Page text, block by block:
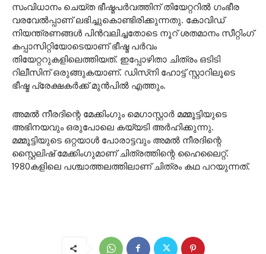
സംവിധാനം ചെയ്ത ഭീഷ്മപർവത്തിന് തിയേറ്ററിൽ ഗംഭീര
വരവേൽപ്പാണ് ലഭിച്ചുകൊണ്ടിരിക്കുന്നതു. കോവിഡ്
നിയന്ത്രണങ്ങള്‍ പിന്‍വലിച്ചതോടെ നൂറ് ശതമാനം സീറ്റിംഗ്
കപ്പാസിറ്റിയോടെയാണ് ഭീഷ്മ പര്‍വം
തിയേറ്ററുകളിലെത്തിയത്. ഇപ്പോഴിതാ ചിത്രം ഒടിടി
റിലീസിന് ഒരുങ്ങുകയാണ്. ഡിസ്‌നി ഹോട്ട് സ്റ്റാറിലൂടെ
ഭീഷ്മ പ്രേക്ഷകർക്ക് മുൻപിൽ എത്തും.
അമല്‍ നീരദിന്റെ മേക്കിംഗും മെഗാസ്റ്റാർ മമ്മൂട്ടിയുടെ
അഭിനയവും ഒരുപോലെ കയ്യടി അർഹിക്കുന്നു.
മമ്മൂട്ടിയുടെ ഒറ്റയാള്‍ പോരാട്ടവും അമല്‍ നീരദിന്റെ
സ്റ്റൈലിഷ് മേക്കിംഗുമാണ് ചിത്രത്തിന്റെ ഹൈലൈറ്റ്.
1980കളിലെ പശ്ചാത്തലത്തിലാണ് ചിത്രം കഥ പറയുന്നത്.